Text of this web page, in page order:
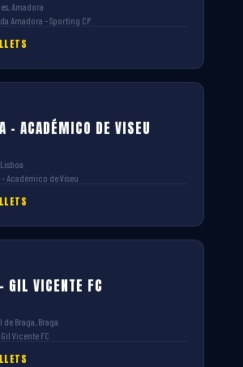
Amadora
Amadora – Sporting CP
– ACADÉMICO DE VISEU
Académico de Viseu
GIL VICENTE FC
Braga, Braga
Vicente FC